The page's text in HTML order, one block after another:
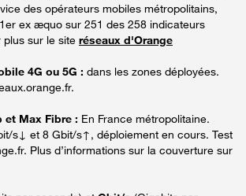
des opérateurs mobiles métropolitains,
ex æquo sur 251 des 258 indicateurs
plus sur le site réseaux d'Orange
4G ou 5G : dans les zones déployées.
et Max Fibre : En France métropolitaine.
s↓ et 8 Gbit/s↑, déploiement en cours. Test
Plus d’informations sur la couverture sur